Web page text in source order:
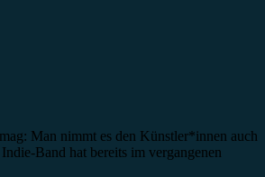
Man nimmt es den Künstler*innen auch
Band hat bereits im vergangenen